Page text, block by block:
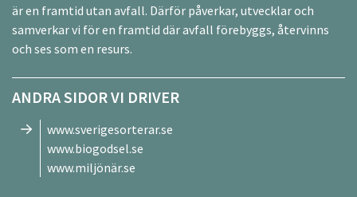
är en framtid utan avfall. Därför påverkar, utvecklar och
samverkar vi för en framtid där avfall förebyggs, återvinns
och ses som en resurs.
ANDRA SIDOR VI DRIVER
www.sverigesorterar.se
www.biogodsel.se
www.miljönär.se